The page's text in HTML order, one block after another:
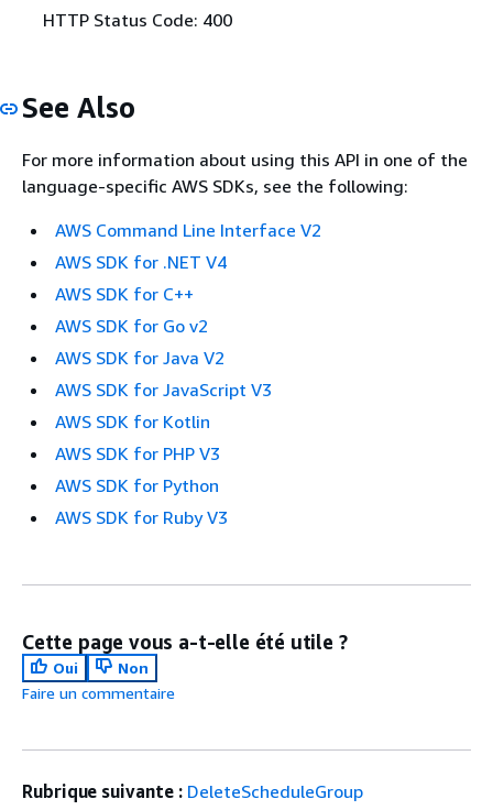
HTTP Status Code: 400
See Also
For more information about using this API in one of the
language-specific AWS SDKs, see the following:
AWS Command Line Interface V2
AWS SDK for .NET V4
AWS SDK for C++
AWS SDK for Go v2
AWS SDK for Java V2
AWS SDK for JavaScript V3
AWS SDK for Kotlin
AWS SDK for PHP V3
AWS SDK for Python
AWS SDK for Ruby V3
Cette page vous a-t-elle été utile ?
Oui
Non
Faire un commentaire
Rubrique suivante : DeleteScheduleGroup